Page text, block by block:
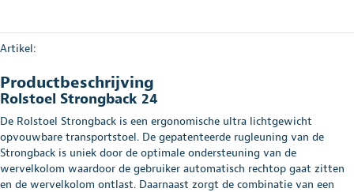
Artikel:
Productbeschrijving
Rolstoel Strongback 24
De Rolstoel Strongback is een ergonomische ultra lichtgewicht
opvouwbare transportstoel. De gepatenteerde rugleuning van de
Strongback is uniek door de optimale ondersteuning van de
wervelkolom waardoor de gebruiker automatisch rechtop gaat zitten
en de wervelkolom ontlast. Daarnaast zorgt de combinatie van een